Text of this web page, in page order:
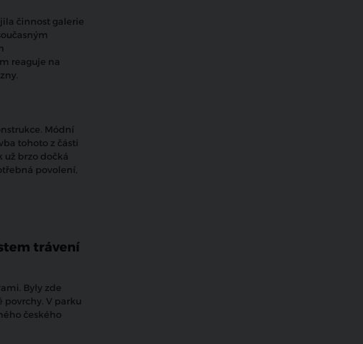
činnost galerie
reaguje na
Módní
tohoto z části
brzo dočká
povolení,
trávení
Byly zde
V parku
českého